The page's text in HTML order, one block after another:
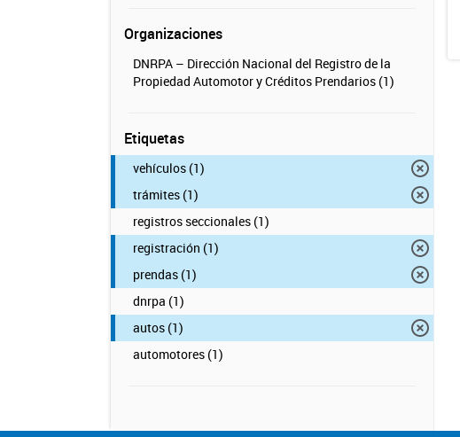
Organizaciones
DNRPA – Dirección Nacional del Registro de la
Propiedad Automotor y Créditos Prendarios (1)
Etiquetas
vehículos (1)
trámites (1)
registros seccionales (1)
registración (1)
prendas (1)
dnrpa (1)
autos (1)
automotores (1)